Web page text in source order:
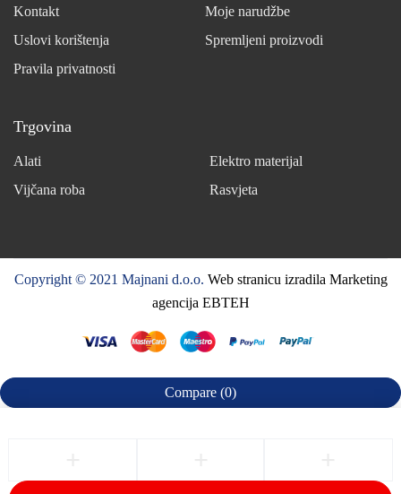
Kontakt
Uslovi korištenja
Pravila privatnosti
Moje narudžbe
Spremljeni proizvodi
Trgovina
Alati
Elektro materijal
Vijčana roba
Rasvjeta
Copyright © 2021 Majnani d.o.o. Web stranicu izradila Marketing
agencija EBTEH
Compare (0)